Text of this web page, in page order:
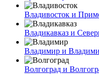
Владивосток и
Владикавказ и
Владимир и
Волгоград и